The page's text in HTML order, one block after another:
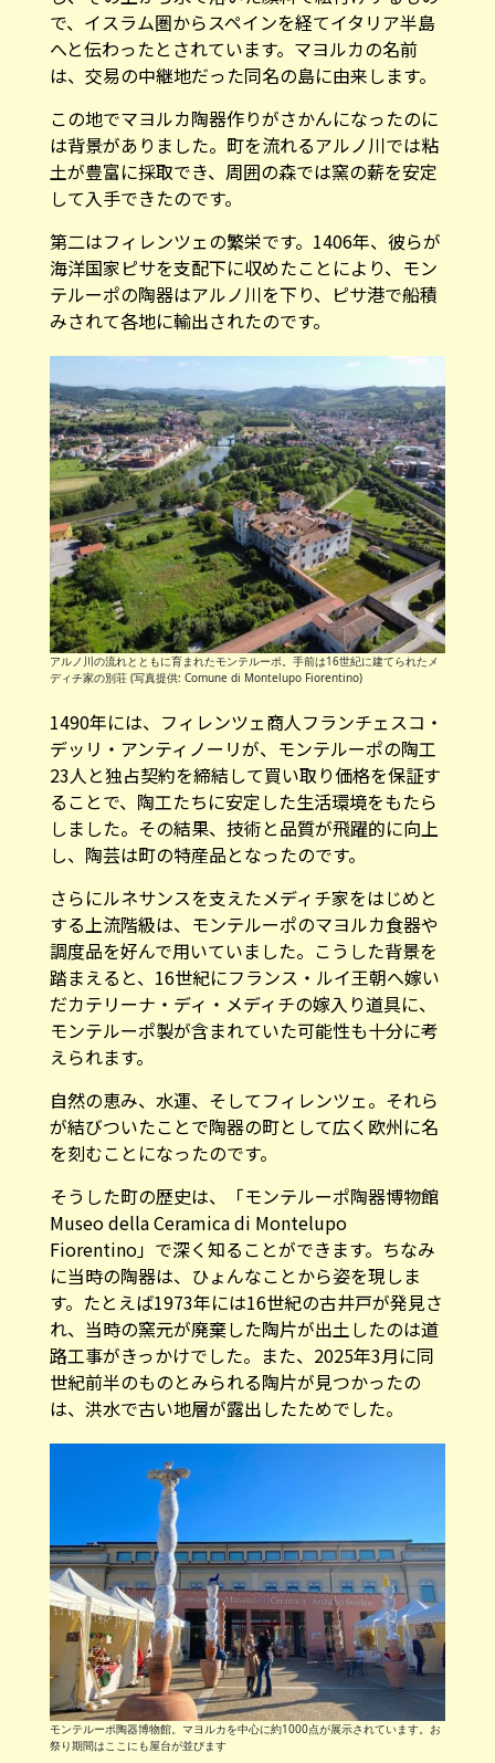
へと伝わったとされています。マヨルカの名前
は、交易の中継地だった同名の島に由来します。
は背景がありました。町を流れるアルノ川では粘
土が豊富に採取でき、周囲の森では窯の薪を安定
して入手できたのです。
海洋国家ピサを支配下に収めたことにより、モン
テルーポの陶器はアルノ川を下り、ピサ港で船積
みされて各地に輸出されたのです。
アルノ川の流れとともに育まれたモンテルーポ。手前は16世紀に建てられたメ
ディチ家の別荘 (写真提供: Comune di Montelupo Fiorentino)
デッリ・アンティノーリが、モンテルーポの陶工
23人と独占契約を締結して買い取り価格を保証す
ることで、陶工たちに安定した生活環境をもたら
しました。その結果、技術と品質が飛躍的に向上
し、陶芸は町の特産品となったのです。
する上流階級は、モンテルーポのマヨルカ食器や
調度品を好んで用いていました。こうした背景を
踏まえると、16世紀にフランス・ルイ王朝へ嫁い
だカテリーナ・ディ・メディチの嫁入り道具に、
モンテルーポ製が含まれていた可能性も十分に考
えられます。
が結びついたことで陶器の町として広く欧州に名
を刻むことになったのです。
Museo della Ceramica di Montelupo
Fiorentino」で深く知ることができます。ちなみ
に当時の陶器は、ひょんなことから姿を現しま
す。たとえば1973年には16世紀の古井戸が発見さ
れ、当時の窯元が廃棄した陶片が出土したのは道
路工事がきっかけでした。また、2025年3月に同
世紀前半のものとみられる陶片が見つかったの
は、洪水で古い地層が露出したためでした。
モンテルーポ陶器博物館。マヨルカを中心に約1000点が展示されています。お
祭り期間はここにも屋台が並びます